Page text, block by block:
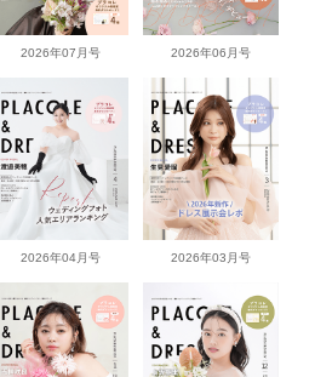
2026年07月号 2026年06月号
2026年04月号 2026年03月号